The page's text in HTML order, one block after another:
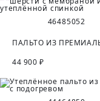
46485052
44 900 ₽